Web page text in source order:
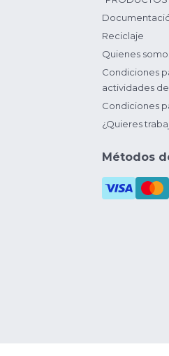
Reciclaje
Quienes
Condiciones
actividades
Condiciones
¿Quieres
Métodos